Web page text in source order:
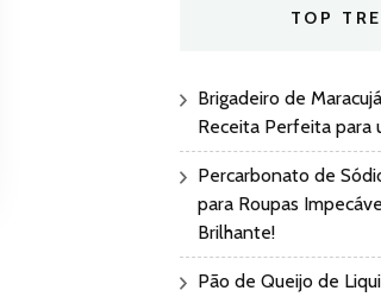
TOP
Brigadeiro de
Receita Perfeita para
Percarbonato de
para Roupas
Brilhante!
Pão de Queijo de